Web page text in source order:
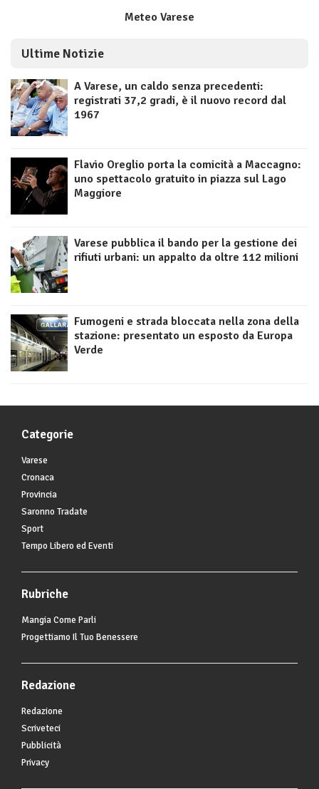
Meteo Varese
Ultime Notizie
A Varese, un caldo senza precedenti:
registrati 37,2 gradi, è il nuovo record dal
1967
Flavio Oreglio porta la comicità a Maccagno:
uno spettacolo gratuito in piazza sul Lago
Maggiore
Varese pubblica il bando per la gestione dei
rifiuti urbani: un appalto da oltre 112 milioni
Fumogeni e strada bloccata nella zona della
stazione: presentato un esposto da Europa
Verde
Categorie
Varese
Cronaca
Provincia
Saronno Tradate
Sport
Tempo Libero ed Eventi
Rubriche
Mangia Come Parli
Progettiamo Il Tuo Benessere
Redazione
Redazione
Scriveteci
Pubblicità
Privacy